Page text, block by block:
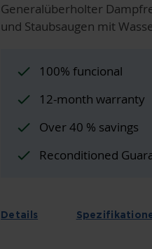
Generalüberholter
und Staubsaugen mit
100% funcional
12-month warranty
Over 40 % savings
Reconditioned
Details